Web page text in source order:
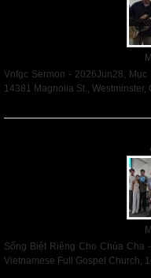
Vnfgc Sermon - 2026Jun28,
14381 Magnolia St., Westminster,
Sống Biệt Riêng Cho Chúa Cha
Vietnamese Full Gospel Church,